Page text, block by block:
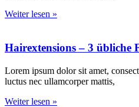
Weiter lesen »
Hairextensions – 3 übliche
Lorem ipsum dolor sit amet,
luctus nec ullamcorper mattis,
Weiter lesen »